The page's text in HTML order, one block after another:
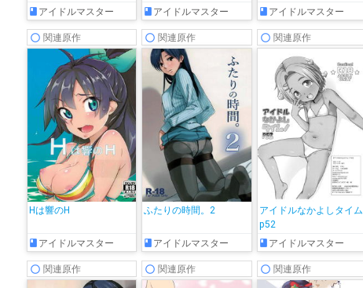
アイドルマスター
アイドルマスター
アイドルマスター
関連原作
Hは響のH
アイドルマスター
関連原作
ふたりの時間。2
アイドルマスター
関連原作
アイドルなかよしタイム
p52
アイドルマスター
関連原作 関連原作 関連原作